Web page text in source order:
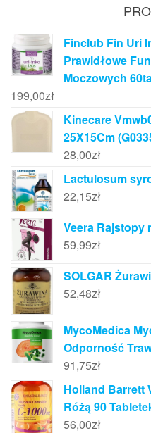
Finclub Fin Uri
Prawidłowe
Moczowych
199,00zł
Kinecare
25X15Cm
28,00zł
Lactulosum
22,15zł
Veera Rajstopy
59,99zł
SOLGAR
52,48zł
MycoMedica
Odporność
91,75zł
Holland Barrett
Różą 90
56,00zł